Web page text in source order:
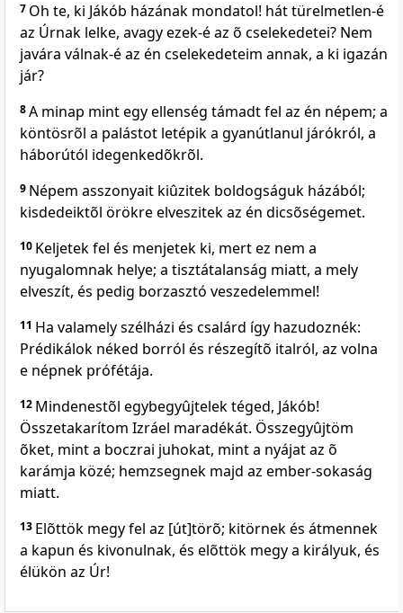
7 Oh te, ki Jákób házának mondatol! hát türelmetlen-é
az Úrnak lelke, avagy ezek-é az õ cselekedetei? Nem
javára válnak-é az én cselekedeteim annak, a ki igazán
jár?
8A minap mint egy ellenség támadt fel az én népem; a
köntösrõl a palástot letépik a gyanútlanul járókról, a
háborútól idegenkedõkrõl.
9 Népem asszonyait kiûzitek boldogságuk házából;
kisdedeiktõl örökre elveszitek az én dicsõségemet.
10 Keljetek fel és menjetek ki, mert ez nem a
nyugalomnak helye; a tisztátalanság miatt, a mely
elveszít, és pedig borzasztó veszedelemmel!
11 Ha valamely szélházi és csalárd így hazudoznék:
Prédikálok néked borról és részegítõ italról, az volna
e népnek prófétája.
12 Mindenestõl egybegyûjtelek téged, Jákób!
Összetakarítom Izráel maradékát. Összegyûjtöm
õket, mint a boczrai juhokat, mint a nyájat az õ
karámja közé; hemzsegnek majd az ember-sokaság
miatt.
13 Elõttök megy fel az [út]törõ; kitörnek és átmennek
a kapun és kivonulnak, és elõttök megy a királyuk, és
élükön az Úr!